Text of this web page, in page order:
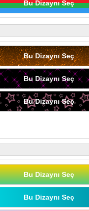
Bu Dizaynı Seç
Bu Dizaynı Seç
Bu Dizaynı Seç
Bu Dizaynı Seç
Bu Dizaynı Seç
Bu Dizaynı Seç